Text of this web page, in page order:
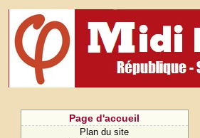
Page d'accueil
Plan du site